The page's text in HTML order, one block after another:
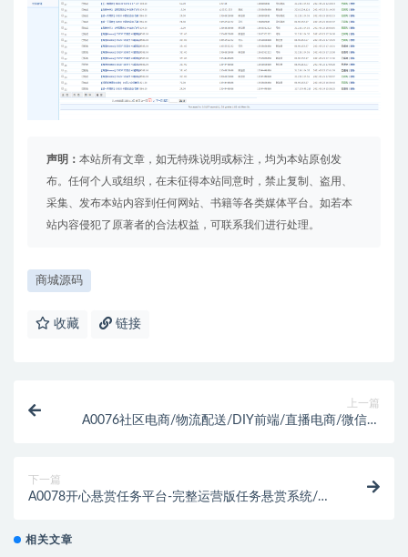
声明： 本站所有文章，如无特殊说明或标注，均为本站原创发
布。任何个人或组织，在未征得本站同意时，禁止复制、盗用、
采集、发布本站内容到任何网站、书籍等各类媒体平台。如若本
站内容侵犯了原著者的合法权益，可联系我们进行处理。
商城源码
收藏 链接
上一篇
A0076社区电商/物流配送/DIY前端/直播电商/微信抖
下一篇
A0078开心悬赏任务平台-完整运营版任务悬赏系统/众
相关文章